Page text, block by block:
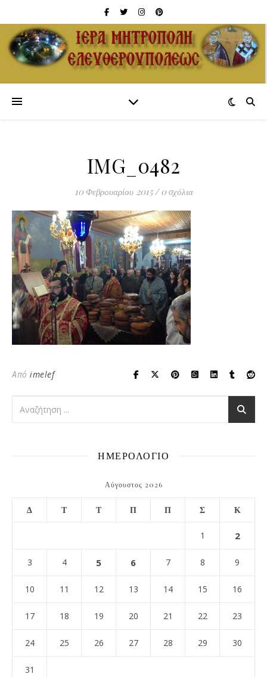
IMG_0482
10 Φεβρουαρίου 2015 / 0 σχόλια
Από imelef
ΗΜΕΡΟΛΟΓΙΟ
Αύγουστος 2026
Δ Τ Τ Π Π Σ Κ
1 2
3 4 5 6 7 8 9
10 11 12 13 14 15 16
17 18 19 20 21 22 23
24 25 26 27 28 29 30
31